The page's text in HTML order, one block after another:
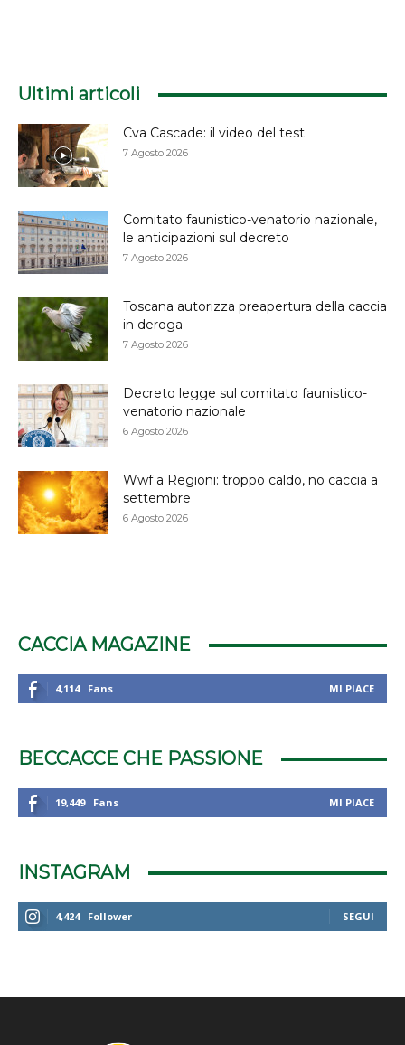
Ultimi articoli
Cva Cascade: il video del test
7 Agosto 2026
Comitato faunistico-venatorio nazionale,
le anticipazioni sul decreto
7 Agosto 2026
Toscana autorizza preapertura della caccia
in deroga
7 Agosto 2026
Decreto legge sul comitato faunistico-
venatorio nazionale
6 Agosto 2026
Wwf a Regioni: troppo caldo, no caccia a
settembre
6 Agosto 2026
CACCIA MAGAZINE
4,114 Fans MI PIACE
BECCACCE CHE PASSIONE
19,449 Fans MI PIACE
INSTAGRAM
4,424 Follower SEGUI